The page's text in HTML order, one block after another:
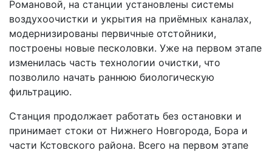
Романовой, на станции установлены системы
воздухоочистки и укрытия на приёмных каналах,
модернизированы первичные отстойники,
построены новые песколовки. Уже на первом этапе
изменилась часть технологии очистки, что
позволило начать раннюю биологическую
фильтрацию.
Станция продолжает работать без остановки и
принимает стоки от Нижнего Новгорода, Бора и
части Кстовского района. Всего на первом этапе